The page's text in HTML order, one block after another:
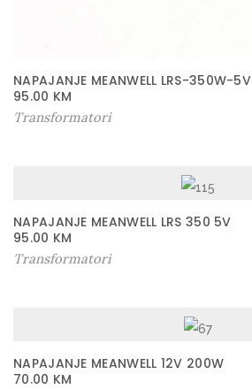
NAPAJANJE MEANWELL LRS-350W-5V
95.00 KM
Transformatori
NAPAJANJE MEANWELL LRS 350 5V
95.00 KM
Transformatori
NAPAJANJE MEANWELL 12V 200W
70.00 KM